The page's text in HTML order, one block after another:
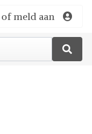
meld aan